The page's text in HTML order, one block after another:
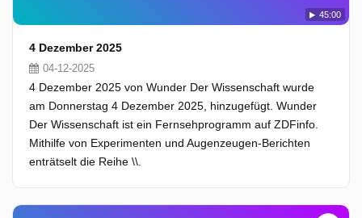
45:00
4 Dezember 2025
04-12-2025
4 Dezember 2025 von Wunder Der Wissenschaft wurde
am Donnerstag 4 Dezember 2025, hinzugefügt. Wunder
Der Wissenschaft ist ein Fernsehprogramm auf ZDFinfo.
Mithilfe von Experimenten und Augenzeugen-Berichten
enträtselt die Reihe \\.